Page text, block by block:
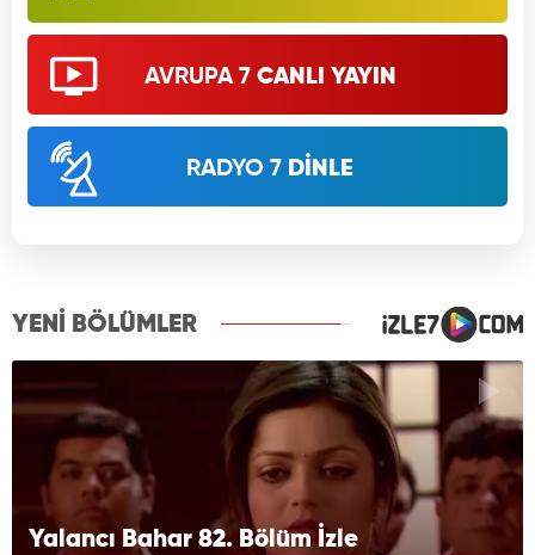
AVRUPA 7 CANLI YAYIN
RADYO 7 DİNLE
YENİ BÖLÜMLER
Yalancı Bahar 82. Bölüm İzle